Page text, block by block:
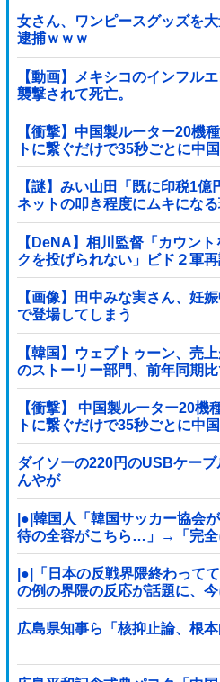
女さん、ワンピースグッズを
逮捕ｗｗｗ
【動画】メキシコのインフル
襲撃されて死亡。
【衝撃】中国製ルーター20機
トに繋ぐだけで35秒ごとに中
【謎】みい山田「既に印税1
ネットの叩き程度にムキにな
【DeNA】相川監督「カウン
クを投げられない」ビド２軍
【画像】田中みな実さん、妊
で登場してしまう
【韓国】ウェブトゥーン、売
のストーリー部門、前年同期
【衝撃】 中国製ルーター20機
トに繋ぐだけで35秒ごとに中
ダイソーの220円のUSBケー
んやが
|●|韓国人「韓国サッカー協会
待の全容がこちら…」→「完全
ﾙ」＝韓国の反応
|●|「日本の反戦界隈終わって
の例の界隈の反応が話題に、
しまった結果……
広島県知事ら「核抑止論、根本